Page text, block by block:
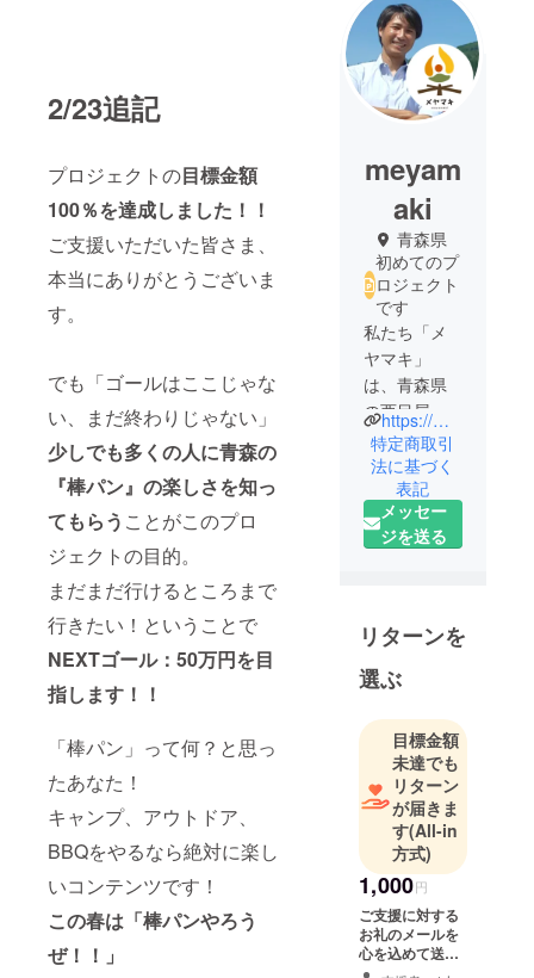
2/23追記
プロジェクトの目標金額
100％を達成しました！！
ご支援いただいた皆さま、
本当にありがとうございま
す。
でも「ゴールはここじゃな
い、まだ終わりじゃない」
少しでも多くの人に青森の
『棒パン』の楽しさを知っ
てもらう ことがこのプロ
ジェクトの目的。
まだまだ行けるところまで
行きたい！ということで
NEXTゴール：50万円を目
指します！！
「棒パン」って何？と思っ
たあなた！
キャンプ、アウトドア、
BBQをやるなら絶対に楽し
いコンテンツです！
この春は「棒パンやろう
ぜ！！」
meyam
aki
青森県
初めてのプ
ロジェクト
です
私たち「メ
ヤマキ」
は、青森県
の西目屋村
（にしめや
むら）とい
う人口1200
人あまりの
小さな村
ドアで焚き
火をするの
に欠かせな
き）」をつ
くって全国
に販売して
います。
「メヤマ
キ」という
ブランドの
もとで薪の
販売を行う
事業は始め
https://meyamaki.com/
特定商取引
法に基づく
表記
メッセー
ジを送る
リターンを
選ぶ
目標金額
未達でも
リターン
が届きま
す(All-in
方式)
1,000円
ご支援に対する
お礼のメールを
心を込めて送ら
せていただきま